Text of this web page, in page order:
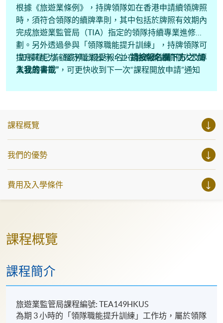
根據《旅遊業條例》，持牌領隊如在香港申請續領牌照
時，須符合領隊的續牌準則，其中包括於牌照有效期內
完成旅遊業監管局（TIA）指定的領隊持續專業進修計
劃。另外透過參與「領隊職能提升訓練」，持牌領隊可
提升其能⼒、堅守職業操守，並在旅遊業繼續個⼈及專
業發展。
*如課程已滿額或停止接受報名，請按報名欄下方之“加
入我的書韱” ，可更快收到下一次“課程開放申請”通知
課程概覽
我們的優勢
費用及入學條件
課程概覽
課程簡介
旅遊業監管局課程編號: TEA149HKUS
為期 3 小時的「領隊職能提升訓練」工作坊，屬於領隊